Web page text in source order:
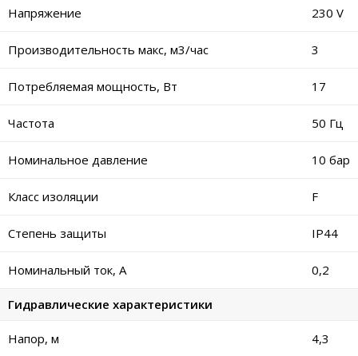
Напряжение 230 V
Производительность макс, м3/час 3
Потребляемая мощность, Вт 17
Частота 50 Гц
Номинальное давление 10 бар
Класс изоляции F
Степень защиты IP44
Номинальный ток, А 0,2
Гидравлические характеристики
Напор, м 4,3